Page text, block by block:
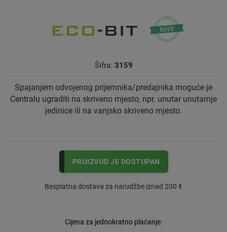
Šifra: 3159
Spajanjem odvojenog prijemnika/predajnika moguće je
Centralu ugraditi na skriveno mjesto, npr. unutar unutarnje
jedinice ili na vanjsko skriveno mjesto.
PROIZVOD JE DOSTUPAN
Besplatna dostava za narudžbe iznad 200 €
Cijena za jednokratno plaćanje: